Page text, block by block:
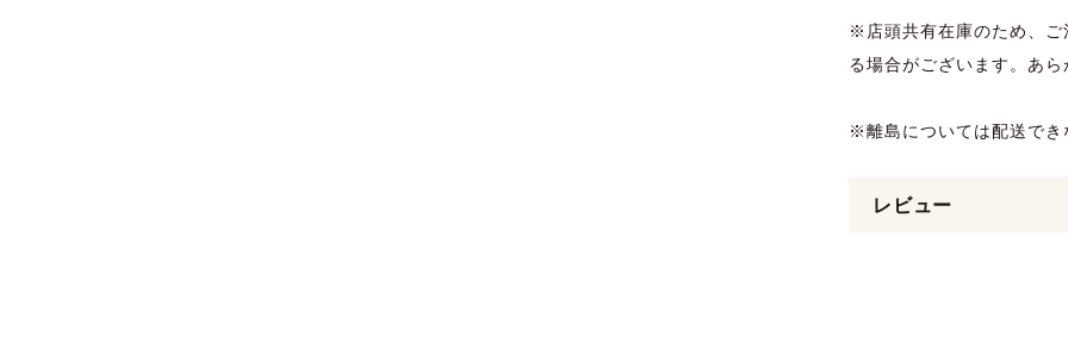
※店頭共有在庫のため、ご
る場合がございます。あら
※離島については配送でき
レビュー